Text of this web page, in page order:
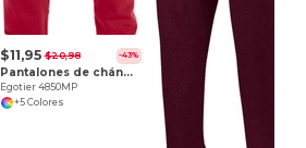
$11,95 $20,98 -43%
Pantalones de chándal con bolsillos
Egotier 4850MP
+5 Colores